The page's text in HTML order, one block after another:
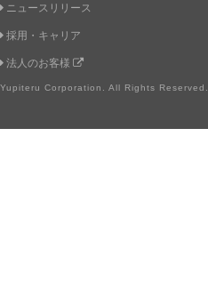
ニュースリリース
採用・キャリア
法人のお客様
Yupiteru Corporation. All Rights Reserved.